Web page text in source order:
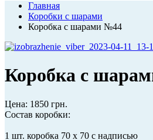
Главная
Коробки с шарами
Коробка с шарами №44
Коробка с
Цена: 1850 грн.
Состав коробки:
1 шт. коробка 70 х 70 с надписью